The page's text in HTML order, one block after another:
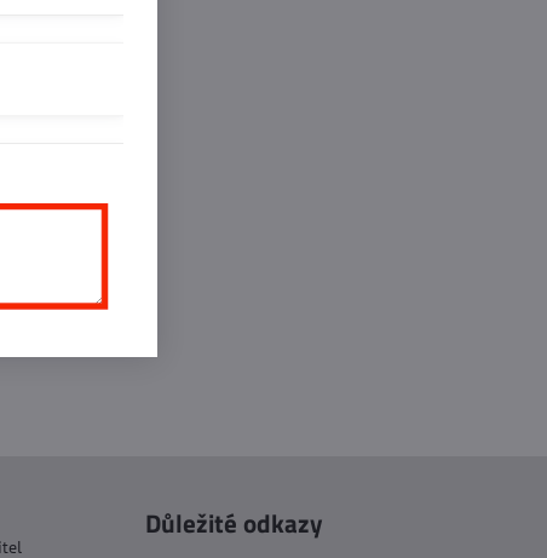
Důležité odkazy